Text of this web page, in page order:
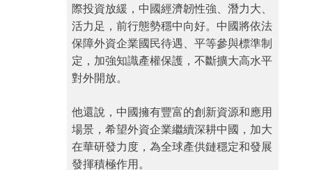
際投資放緩，中國經濟韌性強、潛力大、
活力足，前行態勢穩中向好。中國將依法
保障外資企業國民待遇、平等參與標準制
定，加強知識產權保護，不斷擴大高水平
對外開放。
他還說，中國擁有豐富的創新資源和應用
場景，希望外資企業繼續深耕中國，加大
在華研發力度，為全球產供鏈穩定和發展
發揮積極作用。